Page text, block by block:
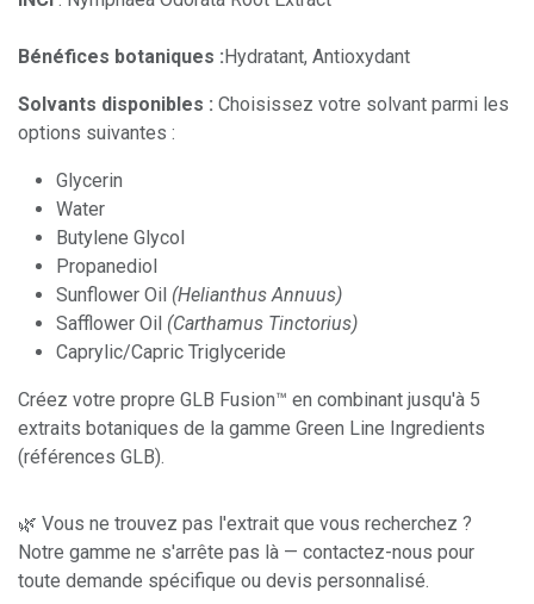
Bénéfices botaniques :Hydratant, Antioxydant
Solvants disponibles : Choisissez votre solvant parmi les
options suivantes :
Glycerin
Water
Butylene Glycol
Propanediol
Sunflower Oil (Helianthus Annuus)
Safflower Oil (Carthamus Tinctorius)
Caprylic/Capric Triglyceride
Créez votre propre GLB Fusion™ en combinant jusqu'à 5
extraits botaniques de la gamme Green Line Ingredients
(références GLB).
🌿 Vous ne trouvez pas l'extrait que vous recherchez ?
Notre gamme ne s'arrête pas là — contactez-nous pour
toute demande spécifique ou devis personnalisé.